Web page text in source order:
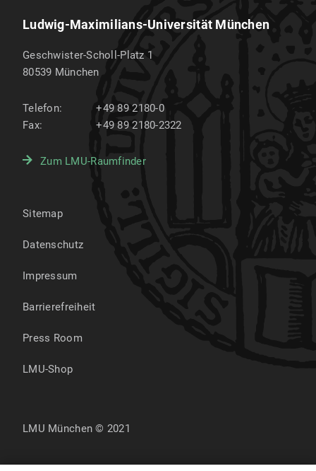
Ludwig-Maximilians-Universität München
Geschwister-Scholl-Platz 1
80539 München
Telefon:
+49 89 2180-0
Fax:
+49 89 2180-2322
Zum LMU-Raumfinder
Sitemap
Datenschutz
Impressum
Barrierefreiheit
Press Room
LMU-Shop
LMU München © 2021